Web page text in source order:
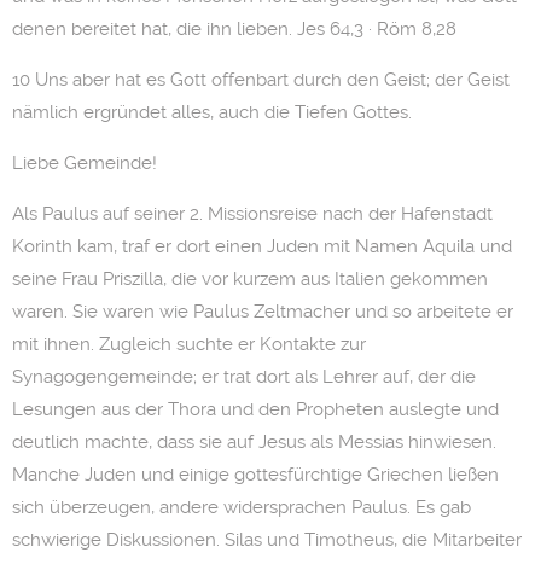
denen bereitet hat, die ihn lieben. Jes 64,3 · Röm 8,28
10 Uns aber hat es Gott offenbart durch den Geist; der Geist
nämlich ergründet alles, auch die Tiefen Gottes.
Liebe Gemeinde!
Als Paulus auf seiner 2. Missionsreise nach der Hafenstadt
Korinth kam, traf er dort einen Juden mit Namen Aquila und
seine Frau Priszilla, die vor kurzem aus Italien gekommen
waren. Sie waren wie Paulus Zeltmacher und so arbeitete er
mit ihnen. Zugleich suchte er Kontakte zur
Synagogengemeinde; er trat dort als Lehrer auf, der die
Lesungen aus der Thora und den Propheten auslegte und
deutlich machte, dass sie auf Jesus als Messias hinwiesen.
Manche Juden und einige gottesfürchtige Griechen ließen
sich überzeugen, andere widersprachen Paulus. Es gab
schwierige Diskussionen. Silas und Timotheus, die Mitarbeiter